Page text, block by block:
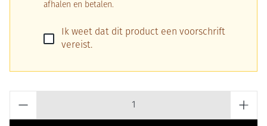
afhalen en betalen.
Ik weet dat dit product een voorschrift
vereist.